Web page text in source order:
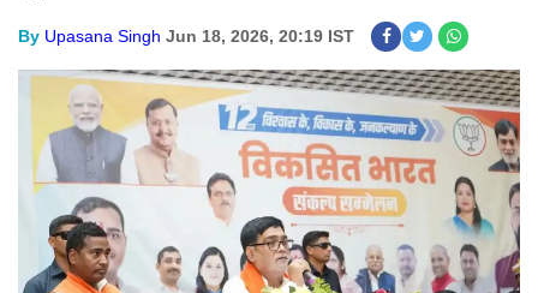
By Upasana Singh Jun 18, 2026, 20:19 IST